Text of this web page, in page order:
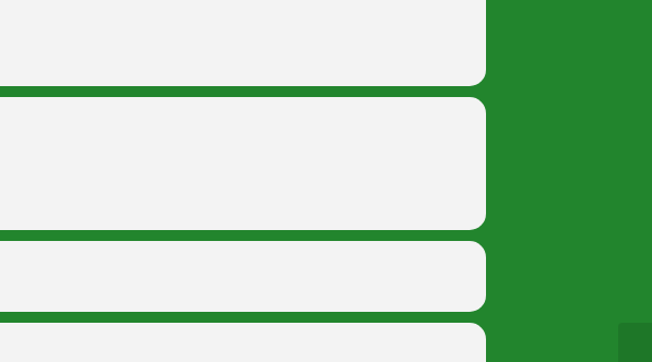
a alumnado de Primer ciclo de Primaria de los colegios